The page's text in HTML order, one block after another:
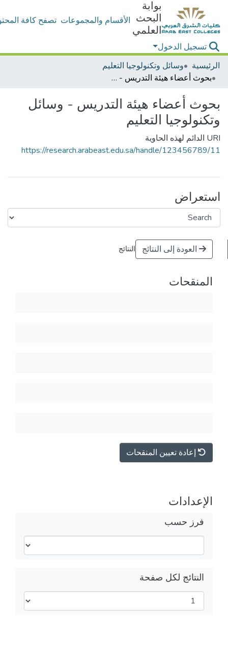
بوابة
البحث
العلمي
الأقسام والمجموعات تصفح كافة
تسجيل الدخول
الرئيسية
وسائل وتكنولوجيا التعليم
بحوث أعضاء هيئة التدريس - وسائل وتكنولوجيا التعليم
بحوث أعضاء هيئة التدريس - وسائل
وتكنولوجيا التعليم
URI الدائم لهذه الحاوية
https://research.arabeast.edu.sa/handle/123456789/11
استعراض
النتائج العودة إلى النتائج
المنقحات
إعادة تعيين المنقحات
الإعدادات
فرز حسب
النتائج لكل صفحة